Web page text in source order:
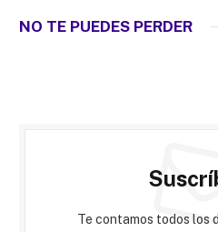
NO TE PUEDES PERDER
Te contamos todos los